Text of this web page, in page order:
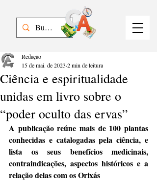
Ciência e espiritualidade
unidas em livro sobre o
“poder oculto das ervas”
Redação
15 de mai. de 2023 2 min de leitura
A publicação reúne mais de 100 plantas
conhecidas e catalogadas pela ciência, e
lista os seus benefícios medicinais,
contraindicações, aspectos históricos e a
relação delas com os Orixás